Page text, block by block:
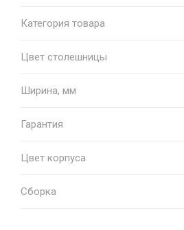
Категория товара
Цвет столешницы
Ширина, мм
Гарантия
Цвет корпуса
Сборка